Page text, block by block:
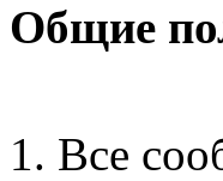
Общие
Все